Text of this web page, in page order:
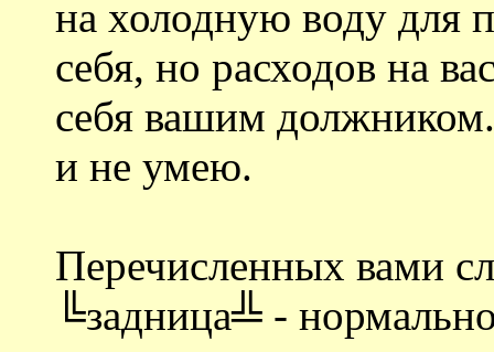
на холодную воду для
себя, но расходов на
себя вашим
и не умею.
Перечисленных вами
╚задница╩ -